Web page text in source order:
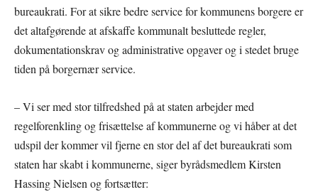
bureaukrati. For at sikre bedre service for kommunens borgere er
det altafgørende at afskaffe kommunalt besluttede regler,
dokumentationskrav og administrative opgaver og i stedet bruge
tiden på borgernær service.
– Vi ser med stor tilfredshed på at staten arbejder med
regelforenkling og frisættelse af kommunerne og vi håber at det
udspil der kommer vil fjerne en stor del af det bureaukrati som
staten har skabt i kommunerne, siger byrådsmedlem Kirsten
Hassing Nielsen og fortsætter: